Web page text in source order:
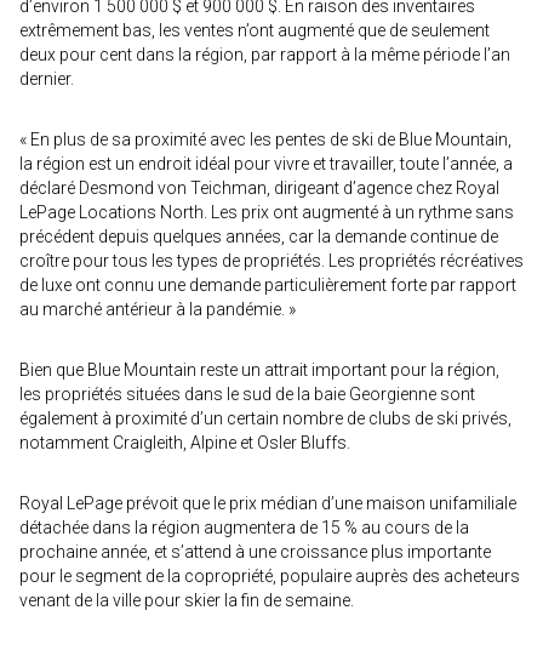
d’environ 1 500 000 $ et 900 000 $. En raison des inventaires
extrêmement bas, les ventes n’ont augmenté que de seulement
deux pour cent dans la région, par rapport à la même période l’an
dernier.
« En plus de sa proximité avec les pentes de ski de Blue Mountain,
la région est un endroit idéal pour vivre et travailler, toute l’année, a
déclaré Desmond von Teichman, dirigeant d’agence chez Royal
LePage Locations North. Les prix ont augmenté à un rythme sans
précédent depuis quelques années, car la demande continue de
croître pour tous les types de propriétés. Les propriétés récréatives
de luxe ont connu une demande particulièrement forte par rapport
au marché antérieur à la pandémie. »
Bien que Blue Mountain reste un attrait important pour la région,
les propriétés situées dans le sud de la baie Georgienne sont
également à proximité d’un certain nombre de clubs de ski privés,
notamment Craigleith, Alpine et Osler Bluffs.
Royal LePage prévoit que le prix médian d’une maison unifamiliale
détachée dans la région augmentera de 15 % au cours de la
prochaine année, et s’attend à une croissance plus importante
pour le segment de la copropriété, populaire auprès des acheteurs
venant de la ville pour skier la fin de semaine.